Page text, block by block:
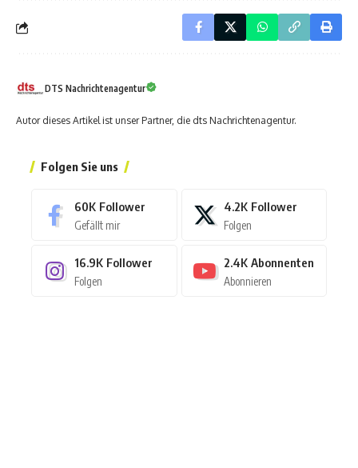
DTS Nachrichtenagentur
Autor dieses Artikel ist unser Partner, die dts Nachrichtenagentur.
Folgen Sie uns
60K Follower
Gefällt mir
4.2K Follower
Folgen
16.9K Follower
Folgen
2.4K Abonnenten
Abonnieren